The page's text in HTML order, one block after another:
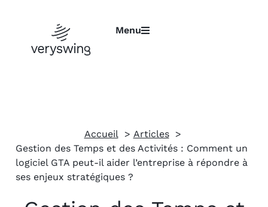
Menu
Accueil
Articles
Gestion des Temps et des Activités : Comment un
logiciel GTA peut-il aider l’entreprise à répondre à
ses enjeux stratégiques ?